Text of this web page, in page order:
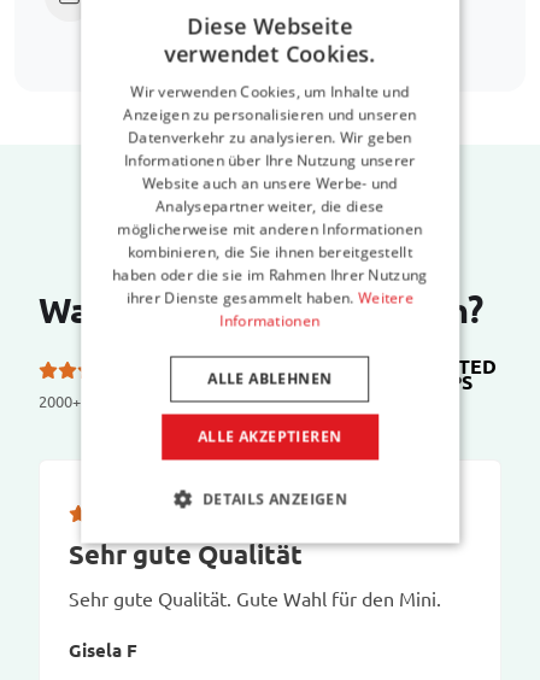
bags.com
Was sagen unsere Kunden?
2000+ reviews
5.0 von 5 Sternen bei TRUSTED
SHOPS
Sehr gute Qualität
Sehr gute Qualität. Gute Wahl für den Mini.
Gisela F
Diese Webseite
verwendet Cookies.
Wir verwenden Cookies, um Inhalte und
Anzeigen zu personalisieren und unseren
Datenverkehr zu analysieren. Wir geben
Informationen über Ihre Nutzung unserer
Website auch an unsere Werbe- und
Analysepartner weiter, die diese
möglicherweise mit anderen Informationen
kombinieren, die Sie ihnen bereitgestellt
haben oder die sie im Rahmen Ihrer Nutzung
ihrer Dienste gesammelt haben. Weitere
Informationen
ALLE AKZEPTIEREN
ALLE ABLEHNEN
DETAILS ANZEIGEN